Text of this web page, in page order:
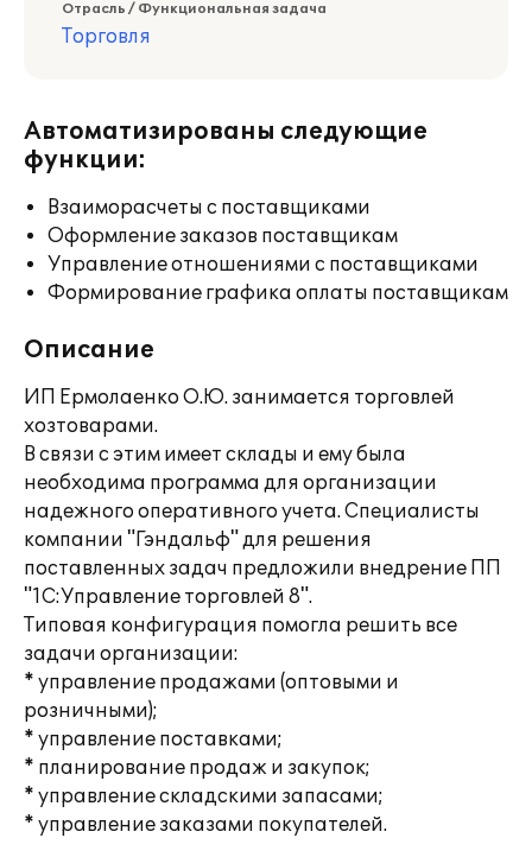
Отрасль / Функциональная задача
Торговля
Автоматизированы следующие
функции:
Взаиморасчеты с поставщиками
Оформление заказов поставщикам
Управление отношениями с поставщиками
Формирование графика оплаты поставщикам
Описание
ИП Ермолаенко О.Ю. занимается торговлей
хозтоварами.
В связи с этим имеет склады и ему была
необходима программа для организации
надежного оперативного учета. Специалисты
компании "Гэндальф" для решения
поставленных задач предложили внедрение ПП
"1С:Управление торговлей 8".
Типовая конфигурация помогла решить все
задачи организации:
* управление продажами (оптовыми и
розничными);
* управление поставками;
* планирование продаж и закупок;
* управление складскими запасами;
* управление заказами покупателей.